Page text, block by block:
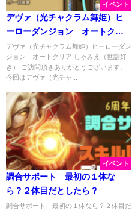
イベント
デヴァ（光チャクラム舞姫）ヒ
ーローダンジョン オートクリ
ア
デヴァ（光チャクラム舞姫）ヒーローダン
ジョン オートクリア しゃみえ（世話好
き） ご訪問頂きありがとうございます。
今回はデヴァ（光チャ...
イベント
調合サポート 最初の１体な
ら？２体目だとしたら？
調合サポート 最初の１体なら？２体目だ